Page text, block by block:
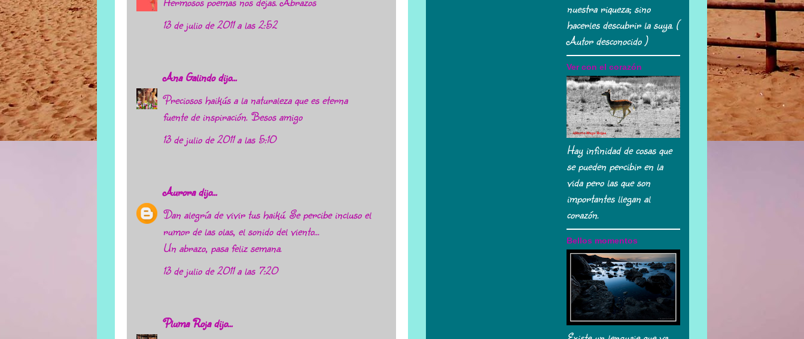
13 de julio de 2011 a las 2:52
Ana Galindodijo...
Preciosos haikús a la naturaleza que es eterna
fuente de inspiración. Besos amigo
13 de julio de 2011 a las 5:10
Auroradijo...
Dan alegría de vivir tus haikú. Se percibe incluso el
rumor de las olas, el sonido del viento...
Un abrazo, pasa feliz semana.
13 de julio de 2011 a las 7:20
Pluma Rojadijo...
nuestra riqueza; sino
hacerles descubrir la suya. (
Autor desconocido )
Ver con el corazón
Hay infinidad de cosas que
se pueden percibir en la
vida pero las que son
importantes llegan al
corazón.
Bellos momentos